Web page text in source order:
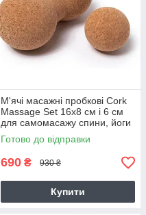
М'ячі масажні пробкові Cork
Massage Set 16х8 см і 6 ​​см
для самомасажу спини, йоги
(FI-1113-FI-1116)
Готово до відправки
690 ₴ 930 ₴
Купити